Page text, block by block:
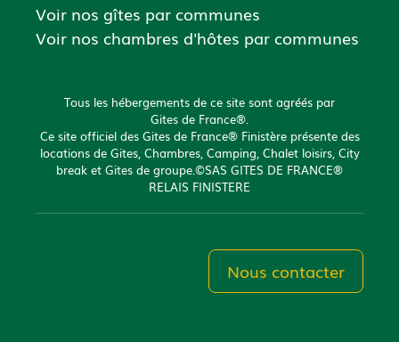
Voir nos gîtes par communes
Voir nos chambres d'hôtes par communes
Tous les hébergements de ce site sont agréés par
Gites de France®.
Ce site officiel des Gites de France® Finistère présente des
locations de Gites, Chambres, Camping, Chalet loisirs, City
break et Gites de groupe.©SAS GITES DE FRANCE®
RELAIS FINISTERE
Nous contacter